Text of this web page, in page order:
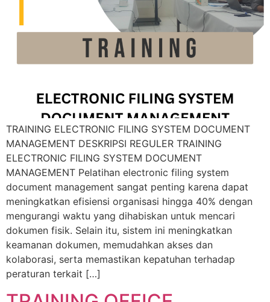
TRAINING ELECTRONIC FILING SYSTEM DOCUMENT
MANAGEMENT DESKRIPSI REGULER TRAINING
ELECTRONIC FILING SYSTEM DOCUMENT
MANAGEMENT Pelatihan electronic filing system
document management sangat penting karena dapat
meningkatkan efisiensi organisasi hingga 40% dengan
mengurangi waktu yang dihabiskan untuk mencari
dokumen fisik. Selain itu, sistem ini meningkatkan
keamanan dokumen, memudahkan akses dan
kolaborasi, serta memastikan kepatuhan terhadap
peraturan terkait […]